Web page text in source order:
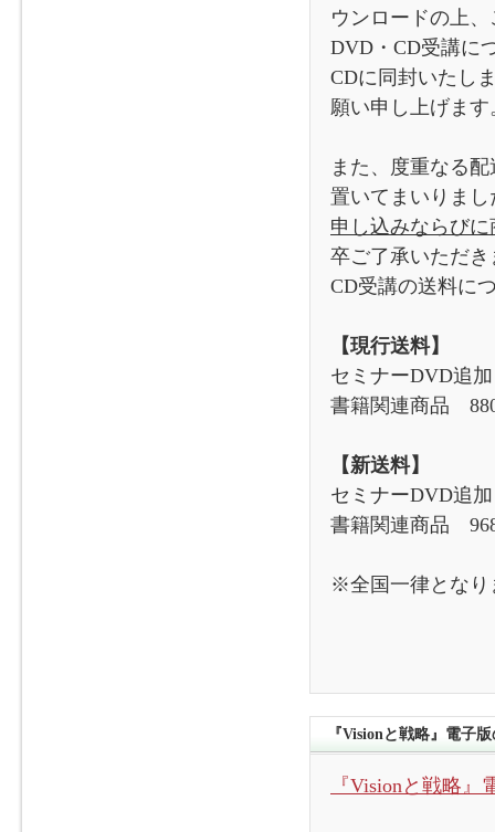
ウンロードの上
DVD・CD受講に
CDに同封いたし
願い申し上げます
また、度重なる
置いてまいりま
申し込みならび
卒ご了承いただ
CD受講の送料に
【現行送料】
セミナーDVD追
書籍関連商品
【新送料】
セミナーDVD追
書籍関連商品
※全国一律となり
『Visionと戦略』電子
『Visionと戦略』